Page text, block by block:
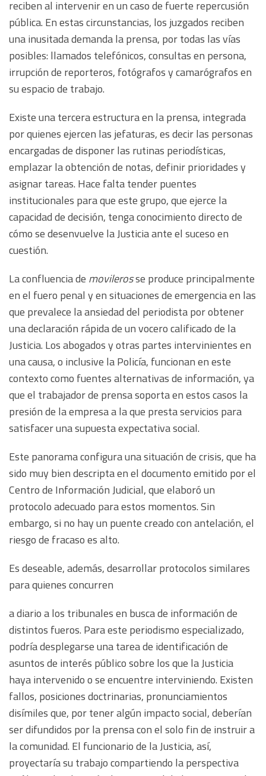
reciben al intervenir en un caso de fuerte repercusión
pública. En estas circunstancias, los juzgados reciben
una inusitada demanda la prensa, por todas las vías
posibles: llamados telefónicos, consultas en persona,
irrupción de reporteros, fotógrafos y camarógrafos en
su espacio de trabajo.
Existe una tercera estructura en la prensa, integrada
por quienes ejercen las jefaturas, es decir las personas
encargadas de disponer las rutinas periodísticas,
emplazar la obtención de notas, definir prioridades y
asignar tareas. Hace falta tender puentes
institucionales para que este grupo, que ejerce la
capacidad de decisión, tenga conocimiento directo de
cómo se desenvuelve la Justicia ante el suceso en
cuestión.
La confluencia de movilerosse produce principalmente
en el fuero penal y en situaciones de emergencia en las
que prevalece la ansiedad del periodista por obtener
una declaración rápida de un vocero calificado de la
Justicia. Los abogados y otras partes intervinientes en
una causa, o inclusive la Policía, funcionan en este
contexto como fuentes alternativas de información, ya
que el trabajador de prensa soporta en estos casos la
presión de la empresa a la que presta servicios para
satisfacer una supuesta expectativa social.
Este panorama configura una situación de crisis, que ha
sido muy bien descripta en el documento emitido por el
Centro de Información Judicial, que elaboró un
protocolo adecuado para estos momentos. Sin
embargo, si no hay un puente creado con antelación, el
riesgo de fracaso es alto.
Es deseable, además, desarrollar protocolos similares
para quienes concurren
a diario a los tribunales en busca de información de
distintos fueros. Para este periodismo especializado,
podría desplegarse una tarea de identificación de
asuntos de interés público sobre los que la Justicia
haya intervenido o se encuentre interviniendo. Existen
fallos, posiciones doctrinarias, pronunciamientos
disímiles que, por tener algún impacto social, deberían
ser difundidos por la prensa con el solo fin de instruir a
la comunidad. El funcionario de la Justicia, así,
proyectaría su trabajo compartiendo la perspectiva